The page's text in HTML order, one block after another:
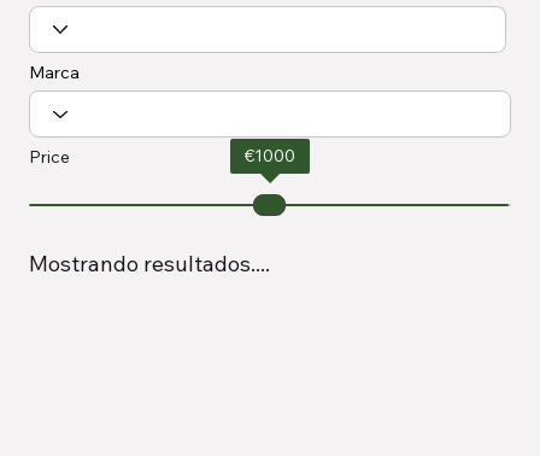
Marca
Price €1000
Mostrando resultados....